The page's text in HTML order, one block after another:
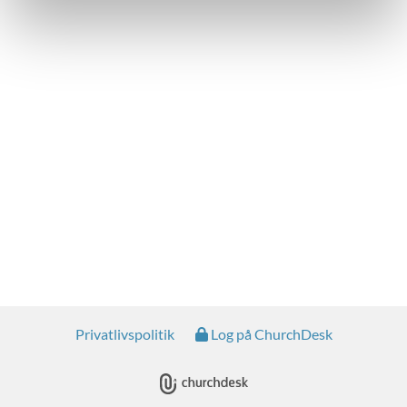
Privatlivspolitik Log på ChurchDesk